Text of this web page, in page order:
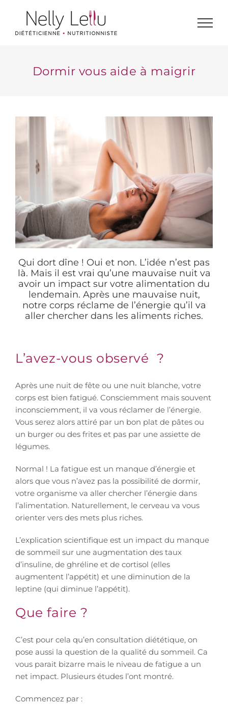
contenu
Dormir vous aide à maigrir
Qui dort dîne ! Oui et non. L’idée n’est pas
là. Mais il est vrai qu’une mauvaise nuit va
avoir un impact sur votre alimentation du
lendemain. Après une mauvaise nuit,
notre corps réclame de l’énergie qu’il va
aller chercher dans les aliments riches.
L’avez-vous observé ?
Après une nuit de fête ou une nuit blanche, votre
corps est bien fatigué. Consciemment mais souvent
inconsciemment, il va vous réclamer de l’énergie.
Vous serez alors attiré par un bon plat de pâtes ou
un burger ou des frites et pas par une assiette de
légumes.
Normal ! La fatigue est un manque d’énergie et
alors que vous n’avez pas la possibilité de dormir,
votre organisme va aller chercher l’énergie dans
l’alimentation. Naturellement, le cerveau va vous
orienter vers des mets plus riches.
L’explication scientifique est un impact du manque
de sommeil sur une augmentation des taux
d’insuline, de ghréline et de cortisol (elles
augmentent l’appétit) et une diminution de la
leptine (qui diminue l’appétit).
Que faire ?
C’est pour cela qu’en consultation diététique, on
pose aussi la question de la qualité du sommeil. Ca
vous parait bizarre mais le niveau de fatigue a un
net impact. Plusieurs études l’ont montré.
Commencez par :